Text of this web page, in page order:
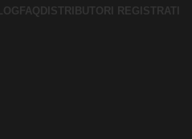
FAQ DISTRIBUTORI REGISTRATI